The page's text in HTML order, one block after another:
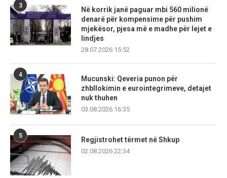
3
Në korrik janë paguar mbi 560 milionë
denarë për kompensime për pushim
mjekësor, pjesa më e madhe për lejet e
lindjes
28.07.2026 15:52
4
Mucunski: Qeveria punon për
zhbllokimin e eurointegrimeve, detajet
nuk thuhen
03.08.2026 16:35
5
Regjistrohet tërmet në Shkup
02.08.2026 22:34